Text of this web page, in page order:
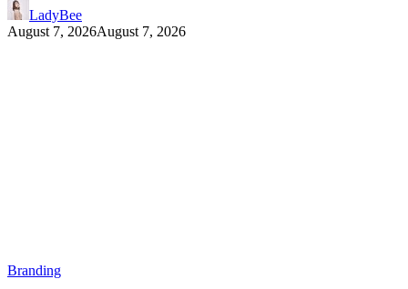
LadyBee
August 7, 2026August 7, 2026
Branding